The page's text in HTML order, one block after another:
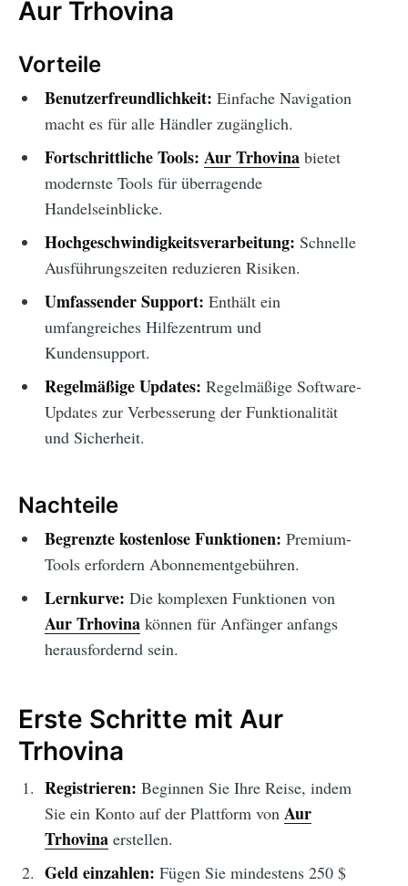
Aur Trhovina
Vorteile
Benutzerfreundlichkeit: Einfache Navigation
macht es für alle Händler zugänglich.
Fortschrittliche Tools: Aur Trhovinabietet
modernste Tools für überragende
Handelseinblicke.
Hochgeschwindigkeitsverarbeitung: Schnelle
Ausführungszeiten reduzieren Risiken.
Umfassender Support: Enthält ein
umfangreiches Hilfezentrum und
Kundensupport.
Regelmäßige Updates: Regelmäßige Software-
Updates zur Verbesserung der Funktionalität
und Sicherheit.
Nachteile
Begrenzte kostenlose Funktionen: Premium-
Tools erfordern Abonnementgebühren.
Lernkurve: Die komplexen Funktionen von
Aur Trhovinakönnen für Anfänger anfangs
herausfordernd sein.
Erste Schritte mit Aur
Trhovina
Registrieren: Beginnen Sie Ihre Reise, indem
Sie ein Konto auf der Plattform von Aur
Trhovinaerstellen.
Geld einzahlen: Fügen Sie mindestens 250 $